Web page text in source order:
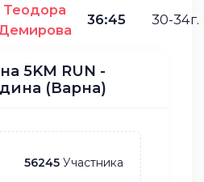
Теодора
36:45 30-34г.
5KM RUN -
(Варна)
56245 Участника